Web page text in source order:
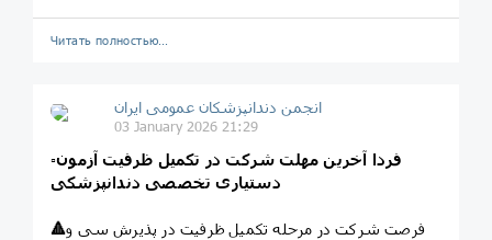
Читать полностью…
انجمن دندانپزشکان عمومی ایران
03 January 2026 21:29
▫️فردا آخرین مهلت شرکت در تکمیل ظرفیت آزمون
دستیاری تخصصی دندانپزشکی
🔺فرصت شرکت در مرحله تکمیل ظرفیت در پذیرش سی و